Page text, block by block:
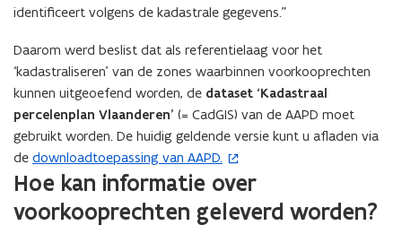
identificeert volgens de kadastrale gegevens.”
Daarom werd beslist dat als referentielaag voor het
‘kadastraliseren’ van de zones waarbinnen voorkooprechten
kunnen uitgeoefend worden, de dataset ‘Kadastraal
percelenplan Vlaanderen’ (= CadGIS) van de AAPD moet
gebruikt worden. De huidig geldende versie kunt u afladen via
de downloadtoepassing van AAPD.
(
o
e
Hoe kan informatie over
voorkooprechten geleverd worden?